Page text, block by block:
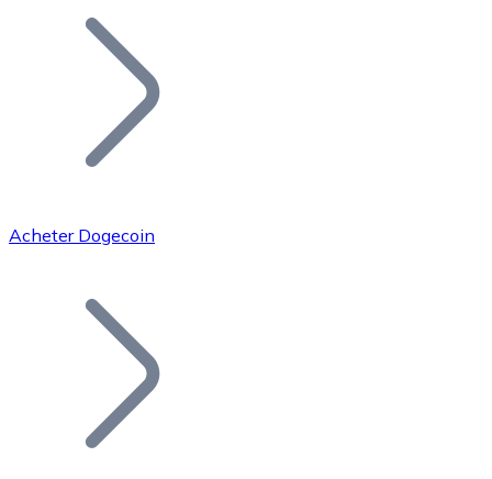
Ajoutez le token de votre projet à notre service
Bitcoin
Acheter Dogecoin